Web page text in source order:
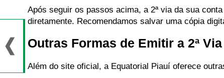
Após seguir os passos acima, a 2ª via da sua
diretamente. Recomendamos salvar uma cópia
Outras Formas de Emitir a 2ª
Além do site oficial, a Equatorial Piauí oferece